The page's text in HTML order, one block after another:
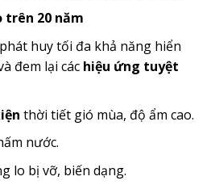
trên 20 năm
huy tối đa khả năng hiển
đem lại các hiệu ứng tuyệt
thời tiết gió mùa, độ ẩm cao.
nước.
lo bị vỡ, biến dạng.